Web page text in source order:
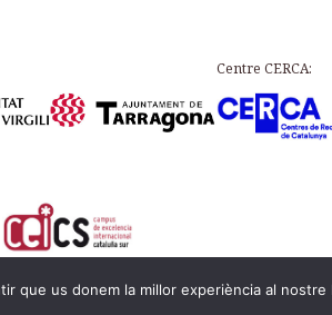
Centre CERCA:
que us donem la millor experiència al